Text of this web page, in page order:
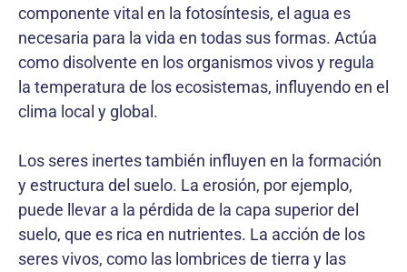
componente vital en la fotosíntesis, el agua es
necesaria para la vida en todas sus formas. Actúa
como disolvente en los organismos vivos y regula
la temperatura de los ecosistemas, influyendo en el
clima local y global.
Los seres inertes también influyen en la formación
y estructura del suelo. La erosión, por ejemplo,
puede llevar a la pérdida de la capa superior del
suelo, que es rica en nutrientes. La acción de los
seres vivos, como las lombrices de tierra y las